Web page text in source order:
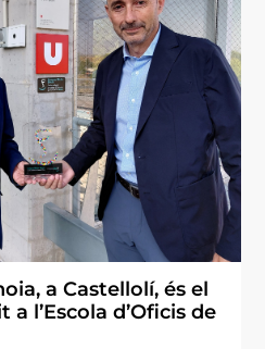
a Castellolí, és el
l’Escola d’Oficis de